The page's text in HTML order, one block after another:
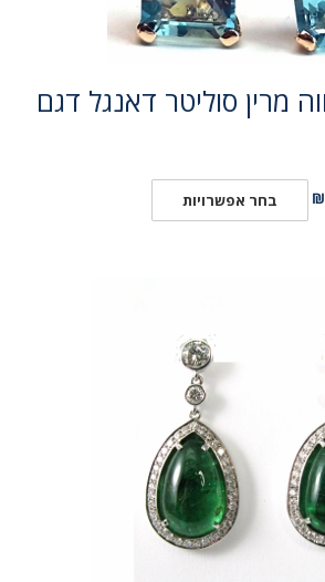
מרין סוליטר דאנגל דגם
₪ בחר אפשרויות